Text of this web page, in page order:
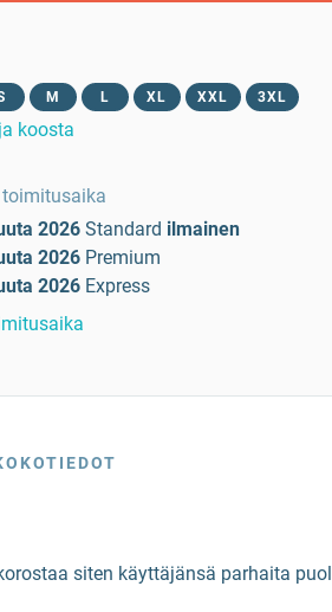
M L XL XXL 3XL
koosta
2026 Standard ilmainen
2026 Premium
2026 Express
siten käyttäjänsä parhaita